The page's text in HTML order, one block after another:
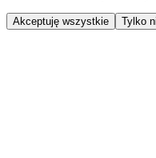
Akceptuję wszystkie Tylko